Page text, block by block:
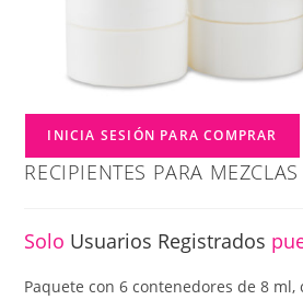
INICIA SESIÓN PARA COMPRAR
RECIPIENTES PARA
Solo Usuarios Registrados
Paquete con 6 contenedores de 8 ml,